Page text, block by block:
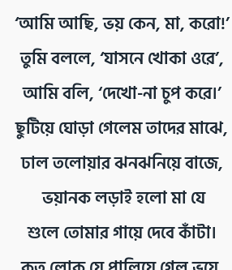
‘আমি আছি, ভয় কেন, মা, করো!’
তুমি বললে, ‘যাসনে খোকা ওরে’,
আমি বলি, ‘দেখো-না চুপ করে।’
ছুটিয়ে ঘোড়া গেলেম তাদের মাঝে,
ঢাল তলোয়ার ঝনঝনিয়ে বাজে,
ভয়ানক লড়াই হলো মা যে
শুলে তোমার গায়ে দেবে কাঁটা।